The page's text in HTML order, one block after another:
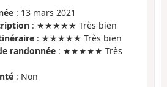
: 13 mars 2021
: ★★★★★ Très bien
: ★★★★★ Très bien
randonnée : ★★★★★ Très
: Non